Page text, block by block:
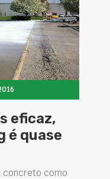
eficaz,
é quase
concreto como